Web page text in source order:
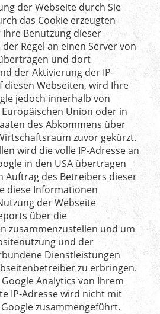
der Webseite durch Sie
das Cookie erzeugten
Benutzung dieser
Regel an einen Server von
und dort
der Aktivierung der IP-
diesen Webseiten, wird Ihre
jedoch innerhalb von
Union oder in
des Abkommens über
zuvor gekürzt.
wird die volle IP-Adresse an
in den USA übertragen
Auftrag des Betreibers dieser
diese Informationen
der Webseite
über die
zusammenzustellen und um
und der
Dienstleistungen
zu erbringen.
Analytics von Ihrem
IP-Adresse wird nicht mit
zusammengeführt.